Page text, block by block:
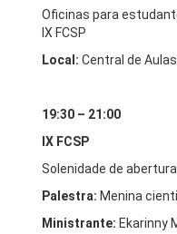
Oficinas para
IX FCSP
Local: Central de
19:30 – 21:00
IX FCSP
Solenidade de abertura
Palestra: Menina
Ministrante: Ekarinny